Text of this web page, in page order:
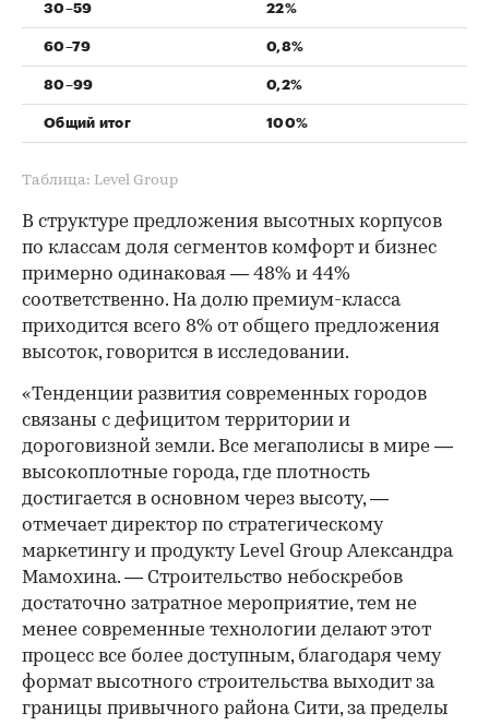
30–59 22%
60–79 0,8%
80–99 0,2%
Общий итог 100%
Таблица: Level Group
В структуре предложения высотных корпусов
по классам доля сегментов комфорт и бизнес
примерно одинаковая — 48% и 44%
соответственно. На долю премиум-класса
приходится всего 8% от общего предложения
высоток, говорится в исследовании.
«Тенденции развития современных городов
связаны с дефицитом территории и
дороговизной земли. Все мегаполисы в мире —
высокоплотные города, где плотность
достигается в основном через высоту, —
отмечает директор по стратегическому
маркетингу и продукту Level Group Александра
Мамохина. — Строительство небоскребов
достаточно затратное мероприятие, тем не
менее современные технологии делают этот
процесс все более доступным, благодаря чему
формат высотного строительства выходит за
границы привычного района Сити, за пределы